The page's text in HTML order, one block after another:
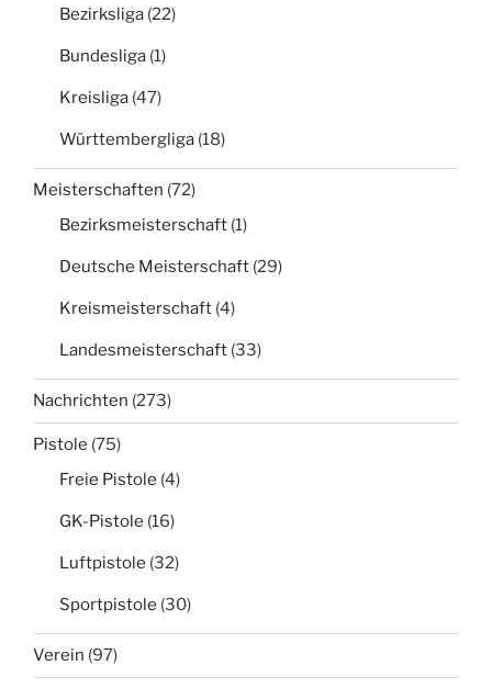
Bezirksliga (22)
Bundesliga (1)
Kreisliga (47)
Württembergliga (18)
Meisterschaften (72)
Bezirksmeisterschaft (1)
Deutsche Meisterschaft (29)
Kreismeisterschaft (4)
Landesmeisterschaft (33)
Nachrichten (273)
Pistole (75)
Freie Pistole (4)
GK-Pistole (16)
Luftpistole (32)
Sportpistole (30)
Verein (97)